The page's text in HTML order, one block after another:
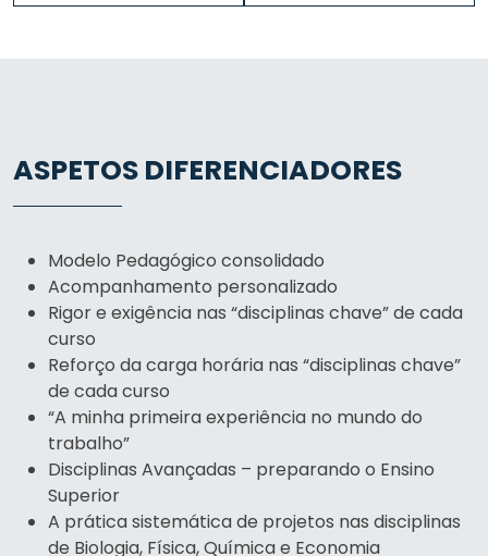
ASPETOS DIFERENCIADORES
Modelo Pedagógico consolidado
Acompanhamento personalizado
Rigor e exigência nas “disciplinas chave” de cada
curso
Reforço da carga horária nas “disciplinas chave”
de cada curso
“A minha primeira experiência no mundo do
trabalho”
Disciplinas Avançadas – preparando o Ensino
Superior
A prática sistemática de projetos nas disciplinas
de Biologia, Física, Química e Economia